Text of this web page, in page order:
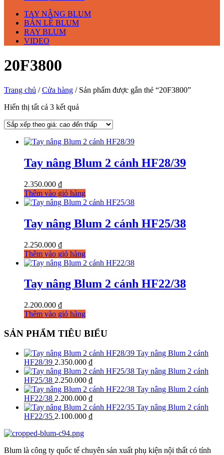
TAY NÂNG BLUM
BẢN LỀ BLUM
RAY BLUM
VIDEO
20F3800
Trang chủ /Cửa hàng / Sản phẩm được gắn thẻ “20F3800”
Hiển thị tất cả 3 kết quả
xếp
giá:
đến
thấp
Tay nâng Blum 2 cánh HF28/39
2.350.000 ₫
Thêm vào giỏ hàng
Tay nâng Blum 2 cánh HF25/38
2.250.000 ₫
Thêm vào giỏ hàng
Tay nâng Blum 2 cánh HF22/38
2.200.000 ₫
Thêm vào giỏ hàng
SẢN PHẨM TIÊU BIỂU
Tay nâng Blum 2 cánh
HF28/39 2.350.000 ₫
Tay nâng Blum 2 cánh
HF25/38 2.250.000 ₫
Tay nâng Blum 2 cánh
HF22/38 2.200.000 ₫
Tay nâng Blum 2 cánh
HF22/35 2.100.000 ₫
Blum là công ty quốc tế chuyên sản xuất phụ kiện nội thất có tính